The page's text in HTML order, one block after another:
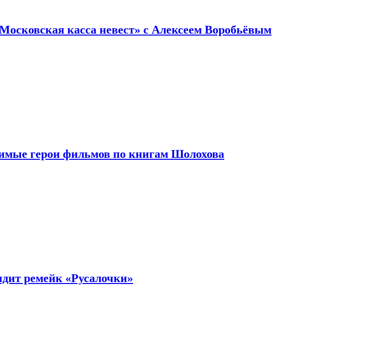
касса невест» с Алексеем Воробьёвым
герои фильмов по книгам Шолохова
ремейк «Русалочки»